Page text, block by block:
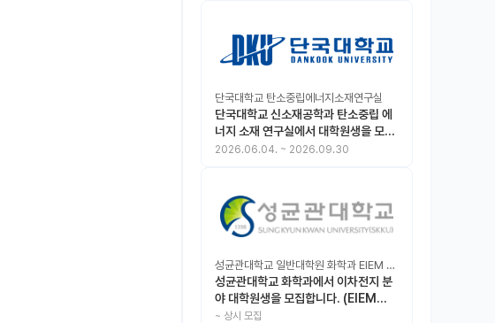
단국대학교 탄소중립에너지소재연구실
단국대학교 신소재공학과 탄소중립 에
너지 소재 연구실에서 대학원생을 모집
합니다.
2026.06.04. ~ 2026.09.30
성균관대학교 일반대학원 화학과 EIEM Lab
성균관대학교 화학과에서 이차전지 분
야 대학원생을 모집합니다. (EIEM
Lab)
~ 상시 모집